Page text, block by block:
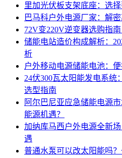
里加光伏板支架底座：选
巴马科户外电源厂家：解
72V变220V逆变器选购指
储能电站造价构成解析：
析
户外移动电源储能电池：
24伏300瓦太阳能发电系统
选型指南
阿尔巴尼亚应急储能电源
能源机遇？
加纳库马西户外电源全新
遇
普通水泵可以改太阳能吗